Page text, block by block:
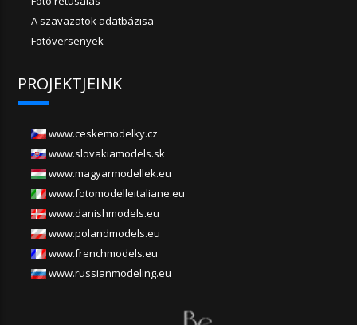
A szavazatok adatbázisa
Fotóversenyek
PROJEKTJEINK
www.ceskemodelky.cz
www.slovakiamodels.sk
www.magyarmodellek.eu
www.fotomodelleitaliane.eu
www.danishmodels.eu
www.polandmodels.eu
www.frenchmodels.eu
www.russianmodeling.eu